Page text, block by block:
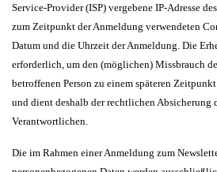
Service-Provider (ISP) vergebene IP-Adresse
zum Zeitpunkt der Anmeldung verwendeten
Datum und die Uhrzeit der Anmeldung. Die
erforderlich, um den (möglichen) Missbrauch
betroffenen Person zu einem späteren
und dient deshalb der rechtlichen Absicherung
Verantwortlichen.
Die im Rahmen einer Anmeldung zum